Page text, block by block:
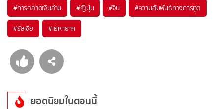
#การตลาดเงินล้าน #ญี่ปุ่น #จีน #ความสัมพันธ์ทางการทูต
#รัสเซีย #แร่หายาก
ยอดนิยมในตอนนี้